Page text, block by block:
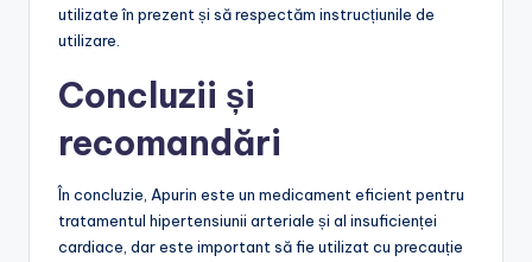
utilizate în prezent și să respectăm instrucțiunile de
utilizare.
Concluzii și
recomandări
În concluzie, Apurin este un medicament eficient pentru
tratamentul hipertensiunii arteriale și al insuficienței
cardiace, dar este important să fie utilizat cu precauție